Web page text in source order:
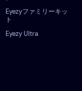
Eyezyファミリーキッ
ト
Eyezy Ultra